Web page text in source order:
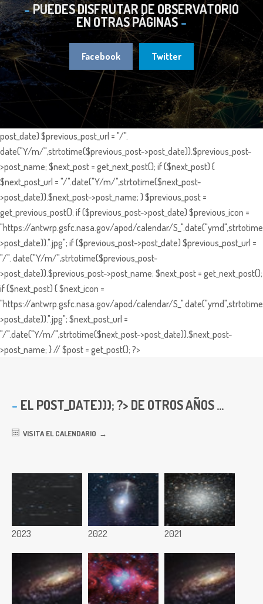
PUEDES DISFRUTAR DE OBSERVATORIO
EN OTRAS PÁGINAS
Facebook Twitter
post_date) $previous_post_url = "/".
date("Y/m/",strtotime($previous_post->post_date)).$previous_post-
>post_name; $next_post = get_next_post(); if ($next_post) {
$next_post_url = "/".date("Y/m/",strtotime($next_post-
>post_date)).$next_post->post_name; } $previous_post =
get_previous_post(); if ($previous_post->post_date) $previous_icon =
"https://antwrp.gsfc.nasa.gov/apod/calendar/
>post_date)).".jpg"; if ($previous_post->post_date) $previous_post_url =
"/". date("Y/m/",strtotime($previous_post-
>post_date)).$previous_post->post_name; $next_post = get_next_post();
if ($next_post) { $next_icon =
"https://antwrp.gsfc.nasa.gov/apod/calendar/
>post_date)).".jpg"; $next_post_url =
"/".date("Y/m/",strtotime($next_post->post_date)).$next_post-
>post_name; } // $post = get_post(); ?>
EL POST_DATE))); ?> DE OTROS AÑOS ...
VISITA EL CALENDARIO
2023 2022 2021